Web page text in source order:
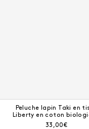
Peluche lapin Taki en
Liberty en coton
Prix courant :
33,00€